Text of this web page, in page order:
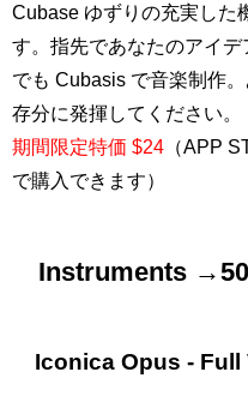
Cubase ゆずりの充実した
す。指先であなたのアイ
でも Cubasis で音楽制作
存分に発揮してください。
期間限定特価 $24 （APP
で購入できます）
Instruments
Iconica Opus - Full